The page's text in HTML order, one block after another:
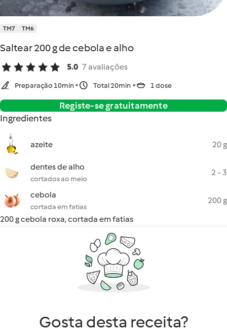
TM7 TM6
Saltear 200 g de cebola e alho
5.0 7 avaliações
Preparação 10min Total 20min 1 dose
Registe-se gratuitamente
Ingredientes
azeite 20 g
dentes de alho
cortados ao meio
2 - 3
cebola
cortada em fatias
200 g
200 g cebola roxa, cortada em fatias
Gosta desta receita?